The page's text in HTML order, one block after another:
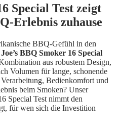
Special Test zeigt
Erlebnis zuhause
BBQ-Gefühl in den
Joe’s BBQ Smoker 16 Special
aus robustem Design,
Volumen für lange, schonende
Bedienkomfort und
beim Smoken? Unser
Special Test nimmt den
für wen sich die Investition